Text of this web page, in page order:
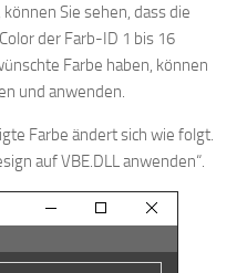
Sie sehen, dass die
der Farb-ID 1 bis 16
Farbe haben, können
und anwenden.
Farbe ändert sich wie folgt.
auf VBE.DLL anwenden“.